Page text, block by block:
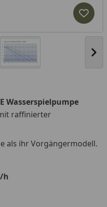
Wasserspielpumpe
raffinierter
als ihr Vorgängermodell.
h